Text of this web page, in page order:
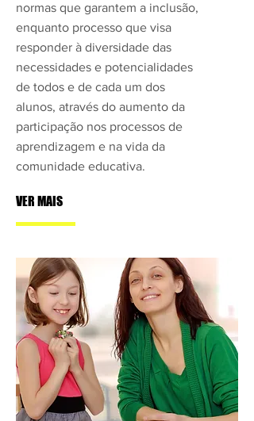
normas que garantem a inclusão,
enquanto processo que visa
responder à diversidade das
necessidades e potencialidades
de todos e de cada um dos
alunos, através do aumento da
participação nos processos de
aprendizagem e na vida da
comunidade educativa.
VER MAIS